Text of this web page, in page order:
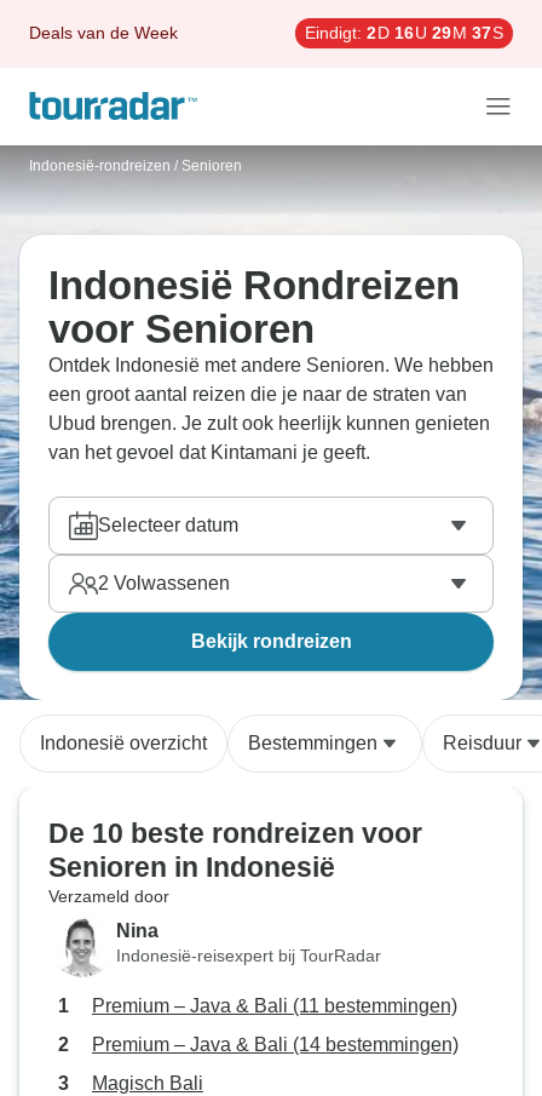
Deals van de Week Eindigt: 2D 16U 29M 36S
Indonesië-rondreizen / Senioren
Indonesië Rondreizen
voor Senioren
Ontdek Indonesië met andere Senioren. We hebben
een groot aantal reizen die je naar de straten van
Ubud brengen. Je zult ook heerlijk kunnen genieten
van het gevoel dat Kintamani je geeft.
Selecteer datum
2 Volwassenen
Bekijk rondreizen
Indonesië overzicht Bestemmingen Reisduur
De 10 beste rondreizen voor
Senioren in Indonesië
Verzameld door
Nina
Indonesië-reisexpert bij TourRadar
Premium – Java & Bali (11 bestemmingen)
Premium – Java & Bali (14 bestemmingen)
Magisch Bali